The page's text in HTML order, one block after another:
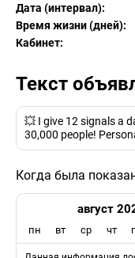
Дата (интервал):
Время жизни (дней):
Кабинет:
Текст
💥 I give 12 signals a
30,000 people!
Когда была
август
пн вт ср чт